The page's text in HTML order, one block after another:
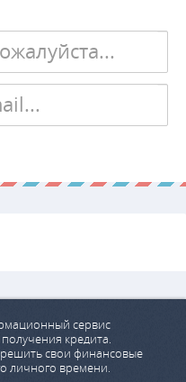
сервис
кредита.
свои финансовые
личного времени.